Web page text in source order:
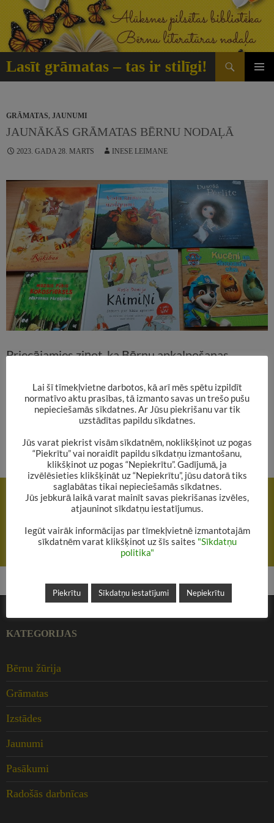
Doties
saturu
Lasīt grāmatas – tas ir stilīgi!
Meklēt
GRĀMATAS, JAUNUMI
JAUNĀKĀS GRĀMATAS BĒRNU NODAĻĀ
2023. GADA 28. MARTS INESE LEIMANE
Priecājamies ziņot, ka Bērnu apkalpošanas
17 grāmatām dažādām gaumēm un vecumiem.
Gaidām, nenokavē!
navigācija
IEPRIEKŠĒJAIS RAKSTS
27.marts – Pasaules rakstnieku diena
NĀKAMAIS RAKSTS
KATEGORIJAS
Bērnu žūrija
Grāmatas
Izstādes
Jaunumi
Pasākumi
Radošās darbnīcas
Lai šī tīmekļvietne darbotos, kā arī mēs spētu izpildīt
normatīvo aktu prasības, tā izmanto savas un trešo pušu
nepieciešamās sīkdatnes. Ar Jūsu piekrišanu var tik
uzstādītas papildu sīkdatnes.
Jūs varat piekrist visām sīkdatnēm, noklikšķinot uz pogas
“Piekrītu” vai noraidīt papildu sīkdatņu izmantošanu,
klikšķinot uz pogas “Nepiekrītu”. Gadījumā, ja
izvēlēsieties klikšķināt uz “Nepiekrītu”, jūsu datorā tiks
saglabātas tikai nepieciešamās sīkdatnes.
Jūs jebkurā laikā varat mainīt savas piekrišanas izvēles,
atjauninot sīkdatņu iestatījumus.
Iegūt vairāk informācijas par tīmekļvietnē izmantotajām
sīkdatnēm varat klikšķinot uz šīs saites "Sīkdatņu
politika"
Piekrītu Sīkdatņu iestatījumi Nepiekrītu